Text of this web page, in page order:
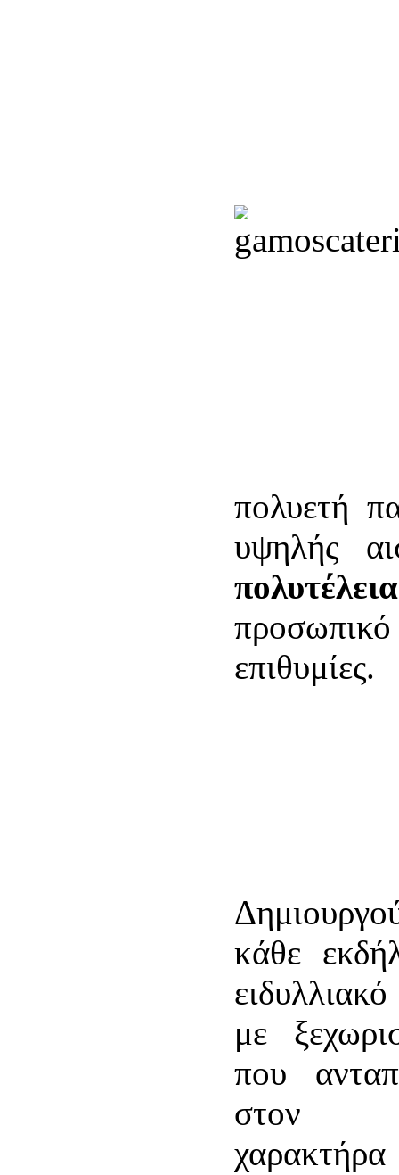
πολυετή
υψηλής
επιθυμίες.
κάθε
με
που
στον